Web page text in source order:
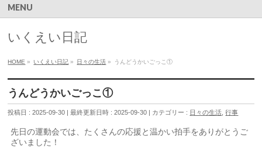
MENU
いくえい日記
HOME » いくえい日記 » 日々の生活 » うんどうかいごっこ①
うんどうかいごっこ①
投稿日 : 2025-09-30 最終更新日時 : 2025-09-30 カテゴリー : 日々の生活 ,行事
先日の運動会では、たくさんの応援と温かい拍手をありがとうご
ざいました！